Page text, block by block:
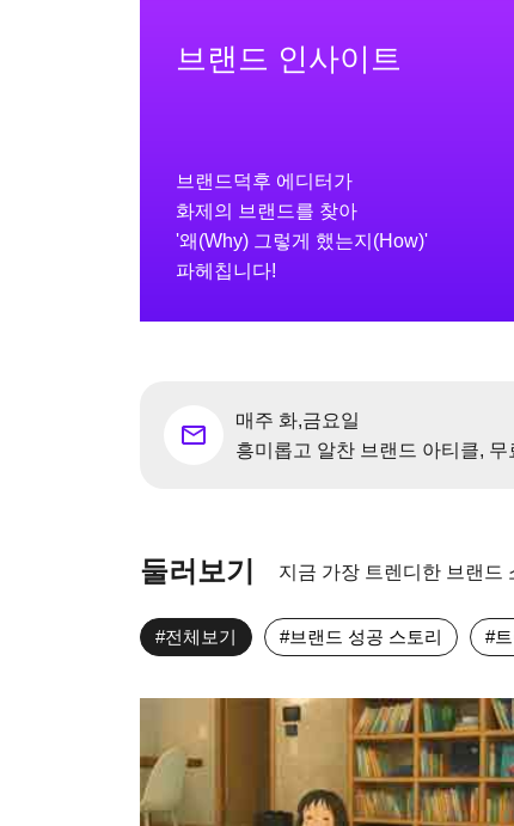
브랜드 인사이트
브랜드덕후 에디터가
화제의 브랜드를 찾아
'왜(Why) 그렇게 했는지(How)'
파헤칩니다!
BEST
매주 화,금요일
흥미롭고 알찬 브랜드 아티클,
둘러보기 지금 가장 트렌디한 브랜드
#전체보기 #브랜드 성공 스토리 #